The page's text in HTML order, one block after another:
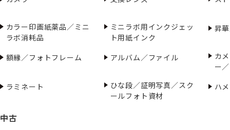
カラー印画紙薬品／ミニ
ラボ消耗品
ミニラボ用インクジェッ
ト用紙インク
昇
額縁／フォトフレーム アルバム／ファイル
カ
ー
ラミネート
ひな段／証明写真／スク
ールフォト資材
ハ
中古